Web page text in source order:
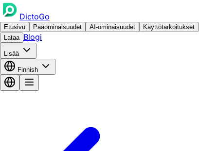
DictoGo
Etusivu Pääominaisuudet AI-ominaisuudet
Käyttötarkoitukset
Lataa Blogi
Lisää
Finnish